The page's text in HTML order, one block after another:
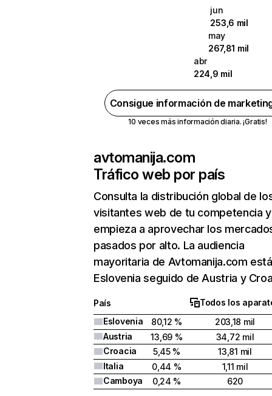
jun
253,6 mil
may
267,81 mil
abr
224,9 mil
Consigue información de
10 veces más información diaria. ¡Gratis!
avtomanija.com
Tráfico web por país
Consulta la distribución global de
visitantes web de tu competencia y
empieza a aprovechar los
pasados por alto. La audiencia
mayoritaria de Avtomanija.com
Eslovenia seguido de Austria y
País
Todos los
Eslovenia
80,12 %
203,18 mil
Austria
13,69 %
34,72 mil
Croacia
5,45 %
13,81 mil
Italia
0,44 %
1,11 mil
Camboya
0,24 % 620